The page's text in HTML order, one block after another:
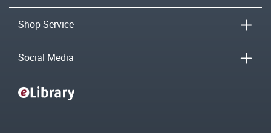
Shop-Service
Social Media